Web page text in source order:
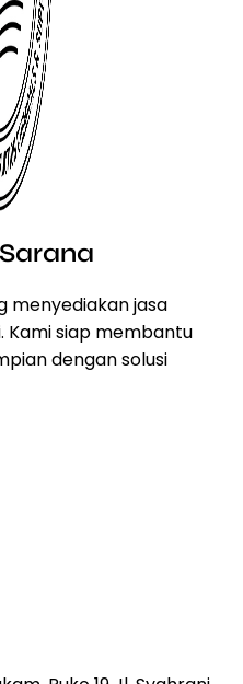
jasa
Kami siap membantu
dengan solusi